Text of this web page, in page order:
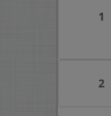
1
2